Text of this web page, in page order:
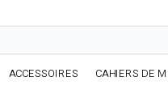
ACCESSOIRES CAHIERS DE